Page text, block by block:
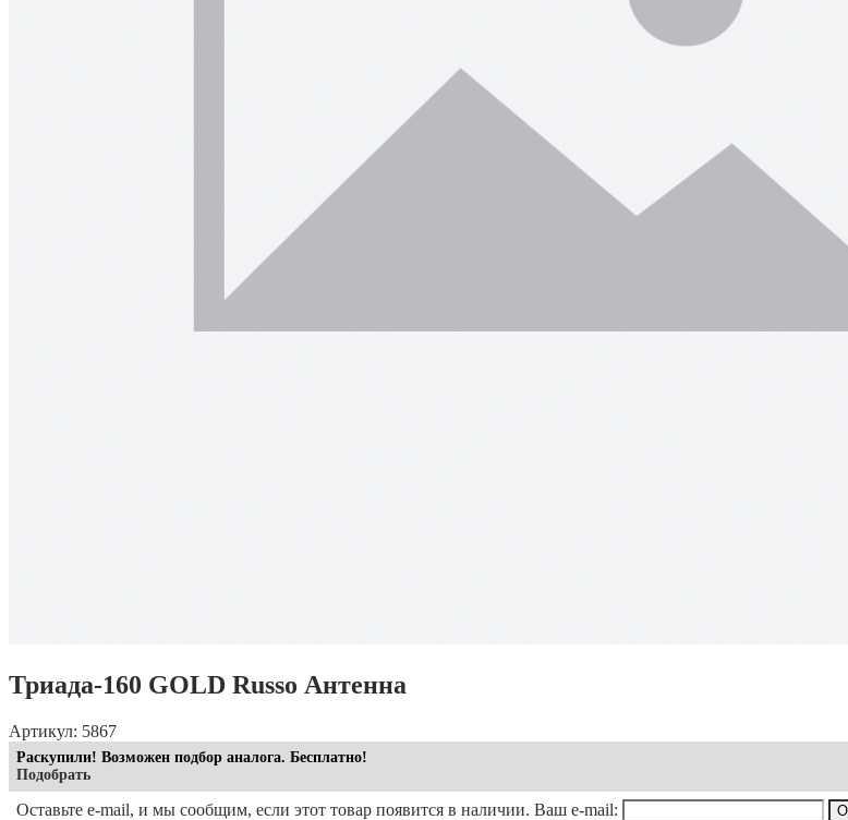
Триада-160 GOLD Russo Антенна
Артикул: 5867
Раскупили! Возможен подбор аналога. Бесплатно!
Подобрать
Оставьте e-mail, и мы сообщим, если этот товар появится в наличии. Ваш e-mail: